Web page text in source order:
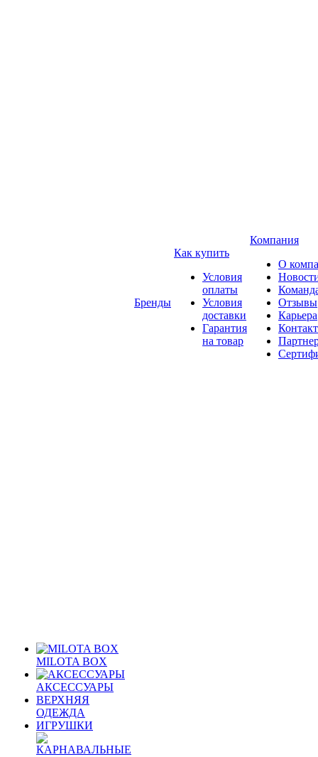
MILOTA BOX
АКСЕССУАРЫ
ВЕРХНЯЯ
ОДЕЖДА
ИГРУШКИ
Бренды
Как купить
Условия
оплаты
Условия
доставки
Гарантия
на товар
Компания
О
Отзывы
Карьера